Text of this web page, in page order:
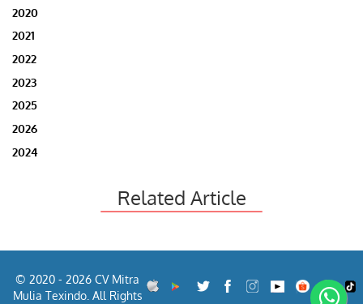
2020
2021
2022
2023
2025
2026
2024
Related Article
© 2020 - 2026 CV Mitra
Mulia Texindo. All Rights